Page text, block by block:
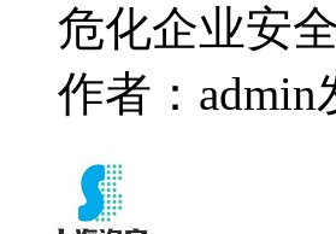
危化企业安
作者：admin